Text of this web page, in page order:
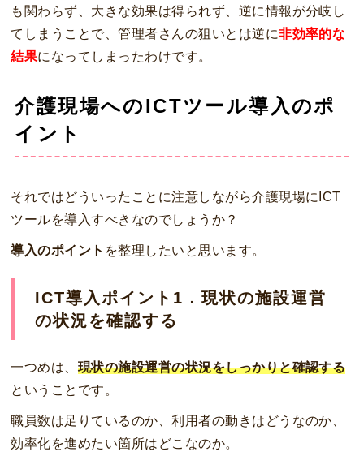
も関わらず、大きな効果は得られず、逆に情報が分岐し
てしまうことで、管理者さんの狙いとは逆に非効率的な
結果になってしまったわけです。
介護現場へのICTツール導入のポ
イント
それではどういったことに注意しながら介護現場にICT
ツールを導入すべきなのでしょうか？
導入のポイント を整理したいと思います。
ICT導入ポイント1．現状の施設運営
の状況を確認する
一つめは、 現状の施設運営の状況をしっかりと確認する
ということです。
職員数は足りているのか、利用者の動きはどうなのか、
効率化を進めたい箇所はどこなのか。